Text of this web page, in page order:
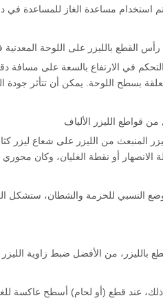
استخدام مساعدة الغاز للمساعدة في
في الارتفاع بالسعة على مسافة
بسطح اللوحة. يمكن أن تتأثر
المنبعث من الليزر على شعاع ليزر
الانصهار أو نقطة الغليان، وكان
النسبي للحزمة والشطان، ستشكل
بالليزر، من الأفضل ضبط زاوية
ذلك، عند قطع (أو لحام) أسطح عاكسة